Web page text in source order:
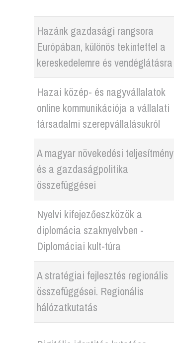
Hazánk gazdasági rangsora
Európában, különös tekintettel a
kereskedelemre és vendéglátásra
Hazai közép- és nagyvállalatok
online kommunikációja a vállalati
társadalmi szerepvállalásukról
A magyar növekedési teljesítmény
és a gazdaságpolitika
összefüggései
Nyelvi kifejezőeszközök a
diplomácia szaknyelvben -
Diplomáciai kult-túra
A stratégiai fejlesztés regionális
összefüggései. Regionális
hálózatkutatás